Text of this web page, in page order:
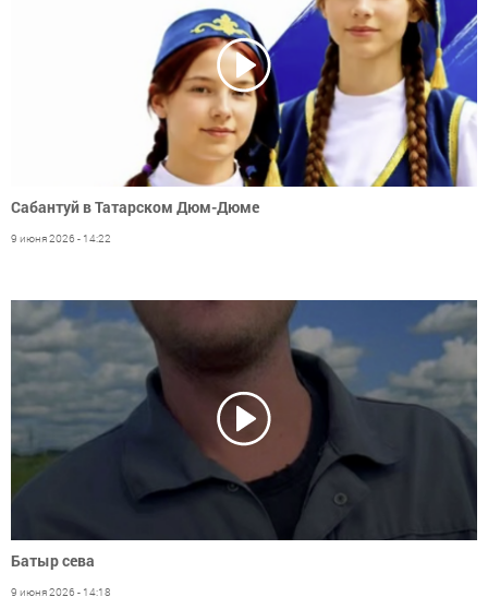
Сабантуй в Татарском Дюм-Дюме
9 июня 2026 - 14:22
Батыр сева
9 июня 2026 - 14:18